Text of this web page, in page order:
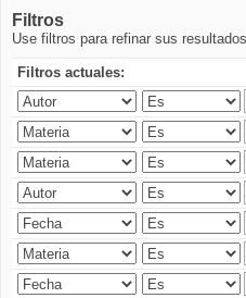
Filtros
Use filtros para refinar sus
Filtros actuales: